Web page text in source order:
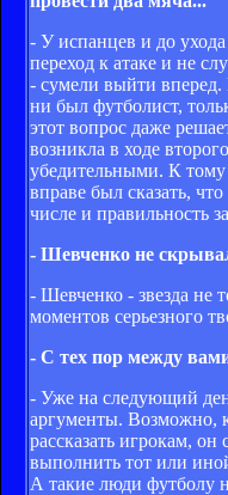
- У испанцев и до
переход к атаке и не
- сумели выйти
ни был футболист,
этот вопрос даже
возникла в ходе
убедительными. К
вправе был сказать,
числе и правильность
- Шевченко не
- Шевченко - звезда не
моментов серьезного
- С тех пор между
- Уже на следующий
аргументы. Возможно,
рассказать игрокам,
выполнить тот или
А такие люди футболу